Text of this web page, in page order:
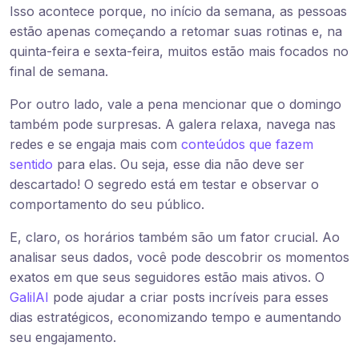
Isso acontece porque, no início da semana, as pessoas
estão apenas começando a retomar suas rotinas e, na
quinta-feira e sexta-feira, muitos estão mais focados no
final de semana.
Por outro lado, vale a pena mencionar que o domingo
também pode surpresas. A galera relaxa, navega nas
redes e se engaja mais com conteúdos que fazem
sentido para elas. Ou seja, esse dia não deve ser
descartado! O segredo está em testar e observar o
comportamento do seu público.
E, claro, os horários também são um fator crucial. Ao
analisar seus dados, você pode descobrir os momentos
exatos em que seus seguidores estão mais ativos. O
GalilAI pode ajudar a criar posts incríveis para esses
dias estratégicos, economizando tempo e aumentando
seu engajamento.